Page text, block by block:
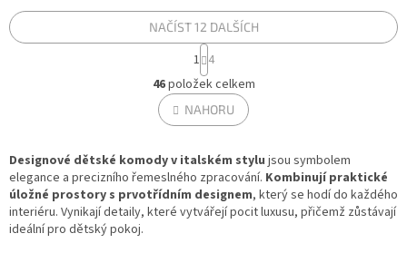
odkládání dětského oblečení a
dítěte, bez omezení a bez...
O
v
l
á
a
c
í
p
NAČÍST 12 DALŠÍCH
S
t
r
á
n
k
v
á
n
1 4
46položek celkem
NAHORU
Designové dětské komody v italském stylu jsou symbolem
elegance a precizního řemeslného zpracování. Kombinují praktické
úložné prostory s prvotřídním designem, který se hodí do každého
interiéru. Vynikají detaily, které vytvářejí pocit luxusu, přičemž zůstávají
ideální pro dětský pokoj.